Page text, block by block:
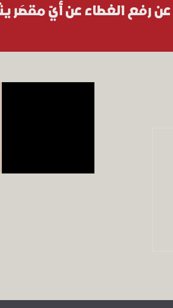
رفع الغطاء عن أيّ مقصَر